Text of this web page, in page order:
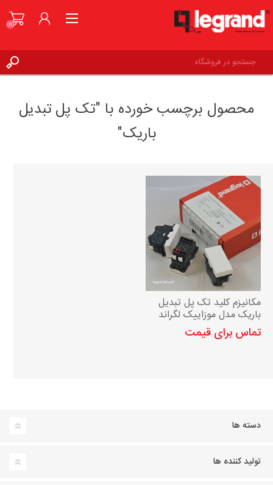
علاقه مندی ها
(0)
(0)
محصول برچسب خورده با "تک پل تبدیل
باریک"
مکانیزم کلید تک پل تبدیل
باریک مدل موزاییک لگراند
تماس برای قیمت
دسته ها
تولید کننده ها